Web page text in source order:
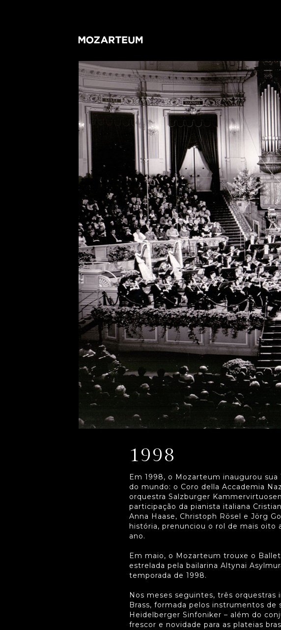
1998
Em 1998, o Mozarteum inaugurou
do mundo: o Coro della Accademia
orquestra Salzburger
participação da pianista italiana
Anna Haase, Christoph Rösel e Jörg
história, prenunciou o rol de mais oito
ano.
Em maio, o Mozarteum trouxe o
estrelada pela bailarina Altynai
temporada de 1998.
Nos meses seguintes, três
Brass, formada pelos instrumentos
Heidelberger Sinfoniker – além do
frescor e novidade para as plateias